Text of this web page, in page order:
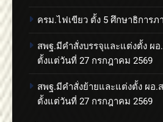
ครม.ไฟเขียว ตั้ง 5 ศึกษาธิการภ
สพฐ.มีคำสั่งบรรจุและแต่งตั้ง ผ
ตั้งแต่วันที่ 27 กรกฎาคม 2569
สพฐ.มีคำสั่งย้ายและแต่งตั้ง ผอ.
ตั้งแต่วันที่ 27 กรกฎาคม 2569